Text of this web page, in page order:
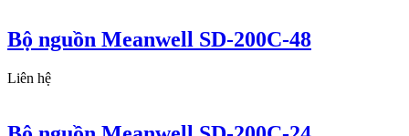
Bộ nguồn Meanwell SD-200C-48
Liên hệ